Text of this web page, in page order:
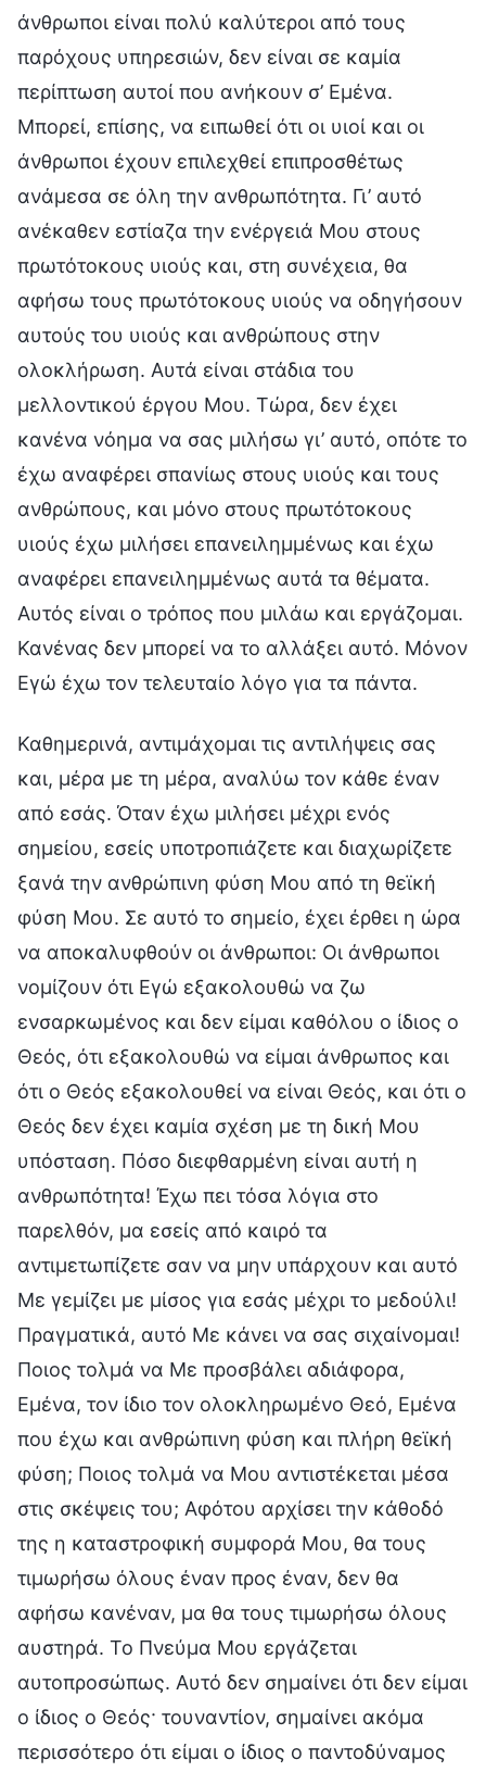
άνθρωποι είναι πολύ καλύτεροι από τους
παρόχους υπηρεσιών, δεν είναι σε καμία
περίπτωση αυτοί που ανήκουν σ’ Εμένα.
Μπορεί, επίσης, να ειπωθεί ότι οι υιοί και οι
άνθρωποι έχουν επιλεχθεί επιπροσθέτως
ανάμεσα σε όλη την ανθρωπότητα. Γι’ αυτό
ανέκαθεν εστίαζα την ενέργειά Μου στους
πρωτότοκους υιούς και, στη συνέχεια, θα
αφήσω τους πρωτότοκους υιούς να οδηγήσουν
αυτούς του υιούς και ανθρώπους στην
ολοκλήρωση. Αυτά είναι στάδια του
μελλοντικού έργου Μου. Τώρα, δεν έχει
κανένα νόημα να σας μιλήσω γι’ αυτό, οπότε το
έχω αναφέρει σπανίως στους υιούς και τους
ανθρώπους, και μόνο στους πρωτότοκους
υιούς έχω μιλήσει επανειλημμένως και έχω
αναφέρει επανειλημμένως αυτά τα θέματα.
Αυτός είναι ο τρόπος που μιλάω και εργάζομαι.
Κανένας δεν μπορεί να το αλλάξει αυτό. Μόνον
Εγώ έχω τον τελευταίο λόγο για τα πάντα.
Καθημερινά, αντιμάχομαι τις αντιλήψεις σας
και, μέρα με τη μέρα, αναλύω τον κάθε έναν
από εσάς. Όταν έχω μιλήσει μέχρι ενός
σημείου, εσείς υποτροπιάζετε και διαχωρίζετε
ξανά την ανθρώπινη φύση Μου από τη θεϊκή
φύση Μου. Σε αυτό το σημείο, έχει έρθει η ώρα
να αποκαλυφθούν οι άνθρωποι: Οι άνθρωποι
νομίζουν ότι Εγώ εξακολουθώ να ζω
ενσαρκωμένος και δεν είμαι καθόλου ο ίδιος ο
Θεός, ότι εξακολουθώ να είμαι άνθρωπος και
ότι ο Θεός εξακολουθεί να είναι Θεός, και ότι ο
Θεός δεν έχει καμία σχέση με τη δική Μου
υπόσταση. Πόσο διεφθαρμένη είναι αυτή η
ανθρωπότητα! Έχω πει τόσα λόγια στο
παρελθόν, μα εσείς από καιρό τα
αντιμετωπίζετε σαν να μην υπάρχουν και αυτό
Με γεμίζει με μίσος για εσάς μέχρι το μεδούλι!
Πραγματικά, αυτό Με κάνει να σας σιχαίνομαι!
Ποιος τολμά να Με προσβάλει αδιάφορα,
Εμένα, τον ίδιο τον ολοκληρωμένο Θεό, Εμένα
που έχω και ανθρώπινη φύση και πλήρη θεϊκή
φύση; Ποιος τολμά να Μου αντιστέκεται μέσα
στις σκέψεις του; Αφότου αρχίσει την κάθοδό
της η καταστροφική συμφορά Μου, θα τους
τιμωρήσω όλους έναν προς έναν, δεν θα
αφήσω κανέναν, μα θα τους τιμωρήσω όλους
αυστηρά. Το Πνεύμα Μου εργάζεται
αυτοπροσώπως. Αυτό δεν σημαίνει ότι δεν είμαι
ο ίδιος ο Θεός· τουναντίον, σημαίνει ακόμα
περισσότερο ότι είμαι ο ίδιος ο παντοδύναμος